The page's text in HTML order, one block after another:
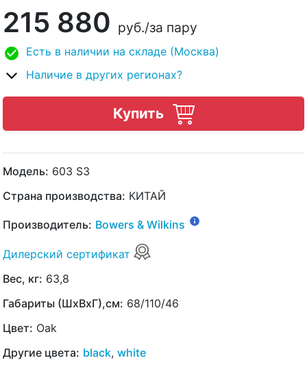
215 880 руб./за пару
Есть в наличии на складе (Москва)
Наличие в других регионах?
Купить
Модель: 603 S3
Страна производства: КИТАЙ
Производитель: Bowers & Wilkins
Дилерский сертификат
Вес, кг: 63,8
Габариты (ШхВхГ),см: 68/110/46
Цвет: Oak
Другие цвета: black, white